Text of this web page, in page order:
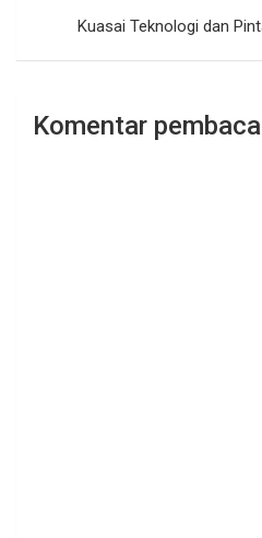
Kuasai Teknologi dan
Komentar pembaca